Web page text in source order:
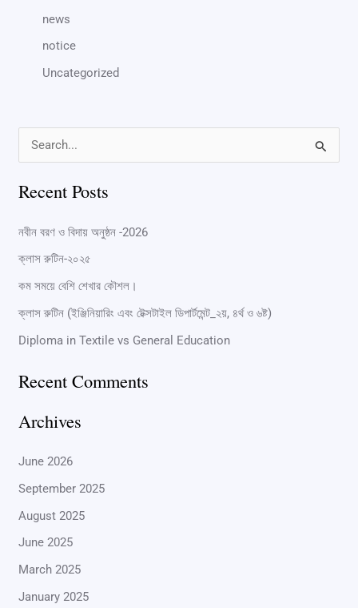
news
notice
Uncategorized
a
h
f
o
r
Recent Posts
নবীন বরণ ও বিদায় অনুষ্ঠন -2026
ক্লাস রুটিন-২০২৫
কম সময়ে বেশি শেখার কৌশল।
ক্লাস রুটিন (ইঞ্জিনিয়ারিং এবং টেক্সটাইল ডিপার্টমেন্ট_২য়, ৪র্থ ও ৬ষ্ট)
Diploma in Textile vs General Education
Recent Comments
Archives
June 2026
September 2025
August 2025
June 2025
March 2025
January 2025